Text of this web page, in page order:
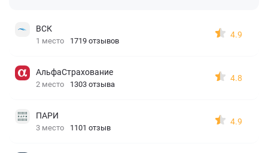
ВСК
1 место 1719 отзывов
4.9
АльфаСтрахование
2 место 1303 отзыва
4.8
ПАРИ
3 место 1101 отзыв
4.9